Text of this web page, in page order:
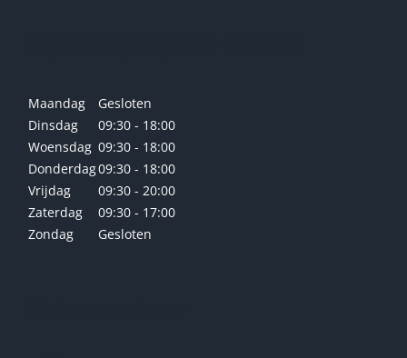
Maandag
Gesloten
Dinsdag
09:30 - 18:00
Woensdag 09:30 - 18:00
Donderdag09:30 - 18:00
Vrijdag
09:30 - 20:00
Zaterdag
09:30 - 17:00
Zondag
Gesloten